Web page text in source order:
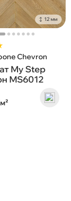
12 мм
Chevron
My Step
MS6012